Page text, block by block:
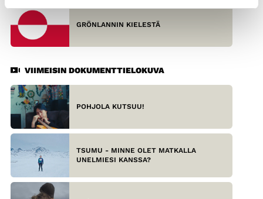
GRÖNLANNIN KIELESTÄ
VIIMEISIN DOKUMENTTIELOKUVA
POHJOLA KUTSUU!
TSUMU - MINNE OLET MATKALLA
UNELMIESI KANSSA?